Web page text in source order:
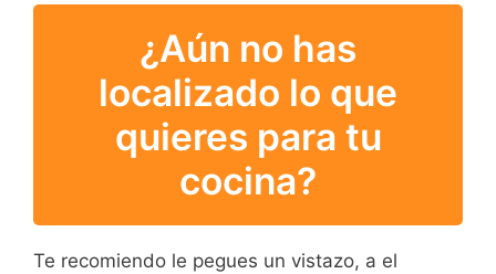
¿Aún no has
localizado lo que
quieres para tu
cocina?
Te recomiendo le pegues un vistazo, a el